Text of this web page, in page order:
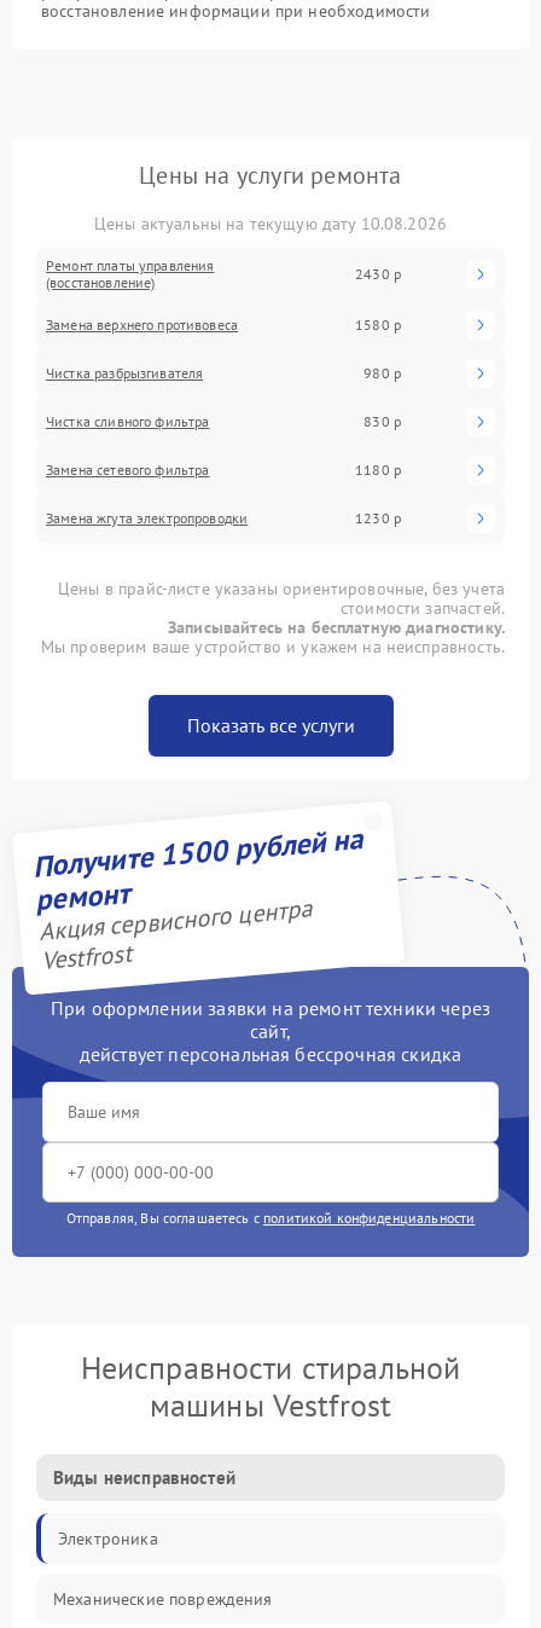
восстановление информации при необходимости
Цены на услуги ремонта
Цены актуальны на текущую дату 10.08.2026
Ремонт платы управления
(восстановление)
2430 р
Замена верхнего противовеса 1580 р
Чистка разбрызгивателя 980 р
Чистка сливного фильтра 830 р
Замена сетевого фильтра 1180 р
Замена жгута электропроводки 1230 р
Цены в прайс-листе указаны ориентировочные, без учета
стоимости запчастей.
Записывайтесь на бесплатную диагностику.
Мы проверим ваше устройство и укажем на неисправность.
Показать все услуги
Получите 1500 рублей на
ремонт
Акция сервисного центра
Vestfrost
При оформлении заявки на ремонт техники через
сайт,
действует персональная бессрочная скидка
Отправляя, Вы соглашаетесь с политикой конфиденциальности
Неисправности стиральной
машины Vestfrost
Виды неисправностей
Электроника
Механические повреждения